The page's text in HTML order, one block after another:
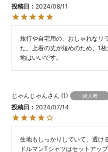
投稿日
2024/08/11
旅行や自宅用の、おしゃれなリ
た。上着の丈が短めのため、1
地はいいです。
じゃんじゃん 1 購入者
投稿日
2024/07/14
生地もしっかりしていて、透け
ドルマンTシャツはセットアッ